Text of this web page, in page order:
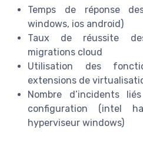
Temps de réponse
windows, ios android)
Taux de réussite
migrations cloud
Utilisation des
extensions de
Nombre d’incidents
configuration (intel
hyperviseur windows)